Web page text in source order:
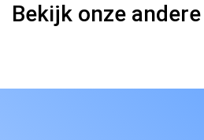
Bekijk onze